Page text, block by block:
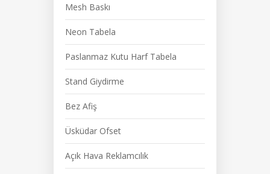
Mesh Baskı
Neon Tabela
Paslanmaz Kutu Harf Tabela
Stand Giydirme
Bez Afiş
Üsküdar Ofset
Açık Hava Reklamcılık